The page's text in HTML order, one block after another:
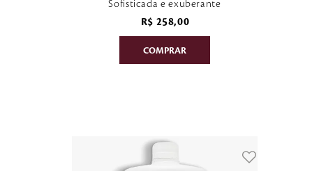
Sofisticada e exuberante
R$ 258,00